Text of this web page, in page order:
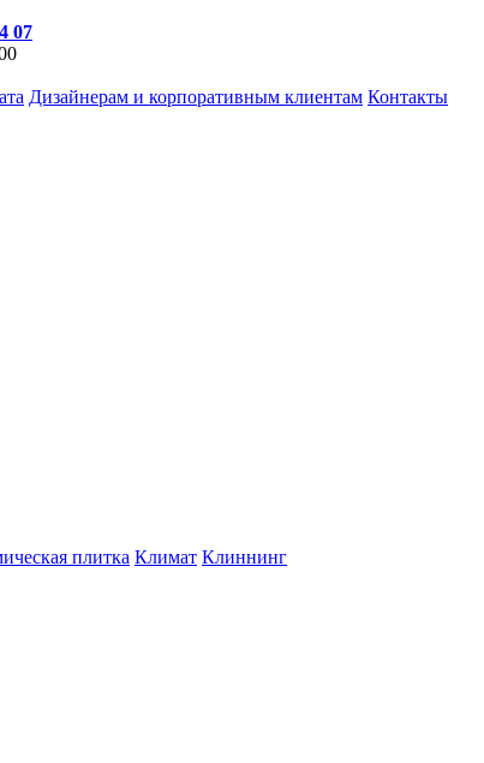
07
Дизайнерам и корпоративным клиентам Контакты
плитка Климат Клиннинг